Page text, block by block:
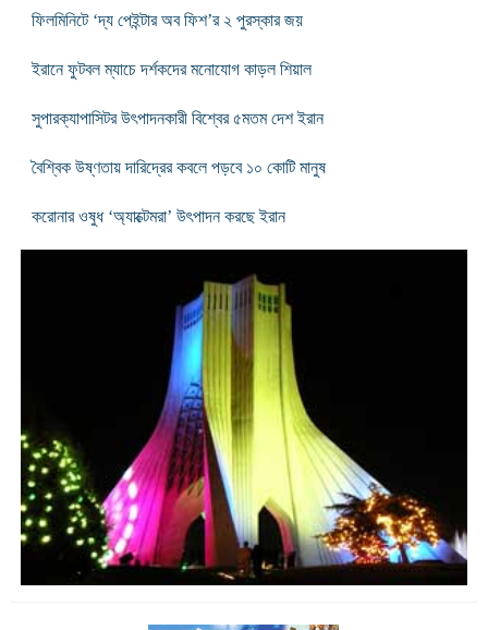
ফিলমিনিটে ‘দ্য পেইন্টার অব ফিশ’র ২ পুরস্কার জয়
ইরানে ফুটবল ম্যাচে দর্শকদের মনোযোগ কাড়ল শিয়াল
সুপারক্যাপাসিটর উৎপাদনকারী বিশ্বের ৫মতম দেশ ইরান
বৈশ্বিক উষ্ণতায় দারিদ্রের কবলে পড়বে ১০ কোটি মানুষ
করোনার ওষুধ ‘অ্যাক্টেমরা’ উৎপাদন করছে ইরান